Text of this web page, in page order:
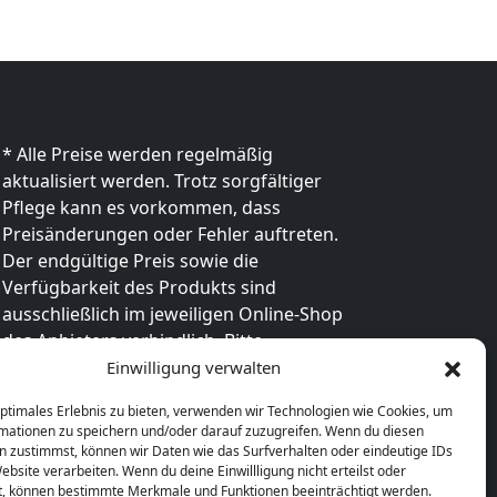
Einwilligung verwalten
Erlebnis zu bieten, verwenden wir Technologien wie Cookies, um
zu speichern und/oder darauf zuzugreifen. Wenn du diesen
zustimmst, können wir Daten wie das Surfverhalten oder eindeutige IDs
verarbeiten. Wenn du deine Einwillligung nicht erteilst oder
können bestimmte Merkmale und Funktionen beeinträchtigt werden.
* Alle Preise werden regelmäßig
aktualisiert werden. Trotz sorgfältiger
Pflege kann es vorkommen, dass
Preisänderungen oder Fehler auftreten.
Der endgültige Preis sowie die
Verfügbarkeit des Produkts sind
ausschließlich im jeweiligen Online-Shop
des Anbieters verbindlich. Bitte
überprüfe den Preis vor dem Kauf direkt